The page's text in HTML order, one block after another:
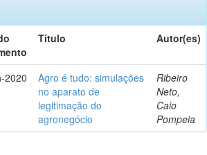
Título Autor(es)
2020
Agro é tudo: simulações
no aparato de
legitimação do
agronegócio
Ribeiro
Neto,
Caio
Pompeia